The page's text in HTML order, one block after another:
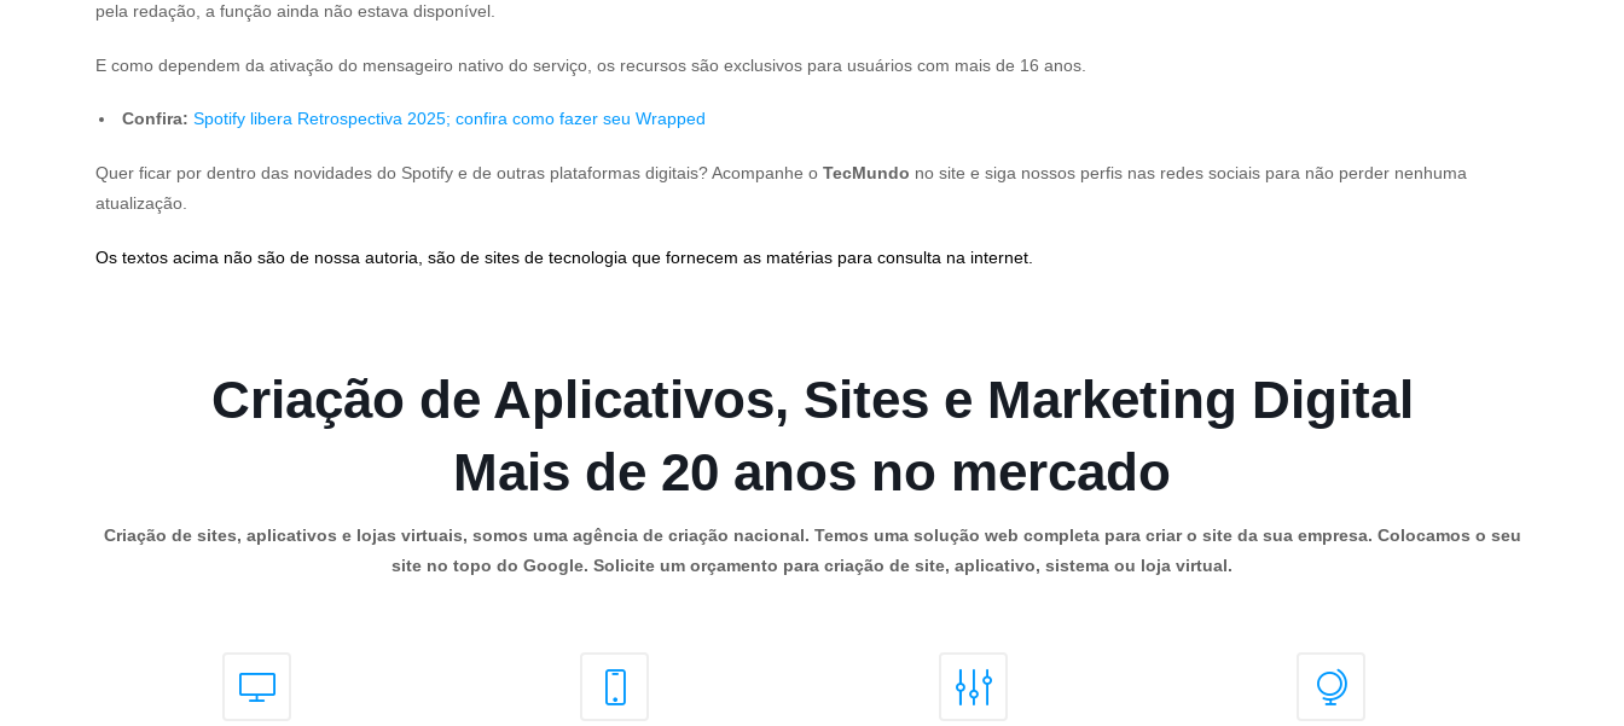
pela redação, a função ainda não estava disponível.
E como dependem da ativação do mensageiro nativo do serviço, os recursos são exclusivos para usuários com mais de 16 anos.
Confira: Spotify libera Retrospectiva 2025; confira como fazer seu Wrapped
Quer ficar por dentro das novidades do Spotify e de outras plataformas digitais? Acompanhe o TecMundo no site e siga nossos perfis nas redes sociais para não perder nenhuma
atualização.
Os textos acima não são de nossa autoria, são de sites de tecnologia que fornecem as matérias para consulta na internet.
Criação de Aplicativos, Sites e Marketing Digital
Mais de 20 anos no mercado
Criação de sites, aplicativos e lojas virtuais, somos uma agência de criação nacional. Temos uma solução web completa para criar o site da sua empresa. Colocamos o seu
site no topo do Google. Solicite um orçamento para criação de site, aplicativo, sistema ou loja virtual.